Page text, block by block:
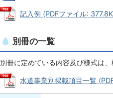
記入例 (PDFファイル:
別冊の一覧
別冊に定めている内容及び様式は
水道事業別掲載項目一覧